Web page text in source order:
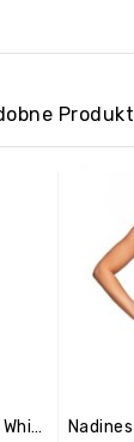
Bielizna Sweet & Spicy White M/L PENTHOUSE